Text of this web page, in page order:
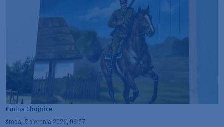
Gmina Chojnice
środa, 5 sierpnia 2026, 06:57